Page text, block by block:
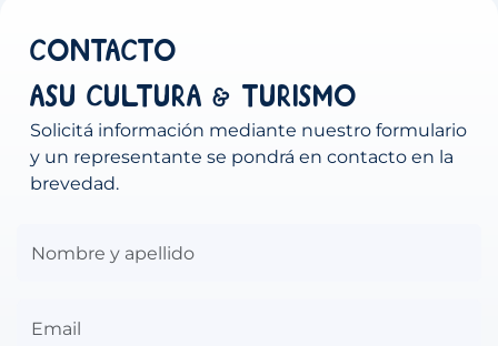
Contacto
ASU Cultura & Turismo
Solicitá información mediante nuestro formulario
y un representante se pondrá en contacto en la
brevedad.